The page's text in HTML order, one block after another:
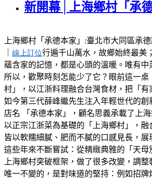
新開幕│上海鄉村「承
上海鄉村「承德本家」:臺北市大同區承
線上訂位行遍千山萬水，故鄉始終最美
蘊含家的記憶，都是心頭的溫暖。唯有中
所以，歡聚時刻怎能少了它？眼前這一
村」，以江浙料理融合台灣食材，把「
如今第三代薛峰繼先生注入年輕世代的
店名 「承德本家」，顧名思義承載了上
以正宗江浙菜為基礎的「上海鄉村」，
皆以軟糯細膩、肥而不膩的口感見長，
這些年來不斷嘗試：從精緻典雅的「天
上海鄉村突破框架，做了很多改變，調
唯一不變的，是對味道的堅持：例如招